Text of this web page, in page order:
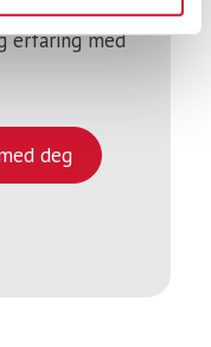
av
erfaring med
deg